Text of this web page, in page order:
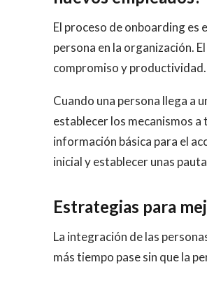
El proceso de onboarding
persona en la organización.
compromiso y productividad.
Cuando una persona llega a
establecer los mecanismos
información básica para el
inicial y establecer unas
Estrategias para
La integración de las
más tiempo pase sin que la